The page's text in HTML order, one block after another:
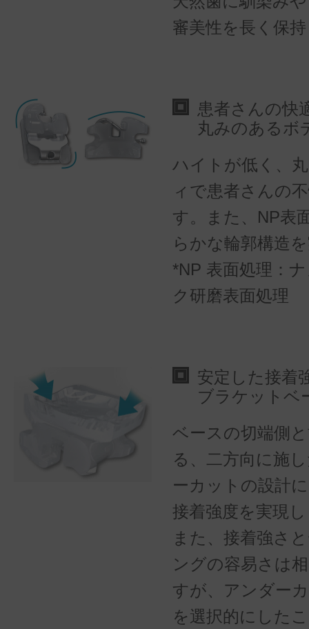
審美性を長く保
患者さんの快
丸みのあるボ
ハイトが低く、
ィで患者さんの
す。また、NP表
らかな輪郭構造
*NP 表面処理：
ク研磨表面処理
安定した接着
ブラケットベ
ベースの切端側
る、二方向に施
ーカットの設計
接着強度を実現
また、接着強さ
ングの容易さは
すが、アンダー
を選択的にした